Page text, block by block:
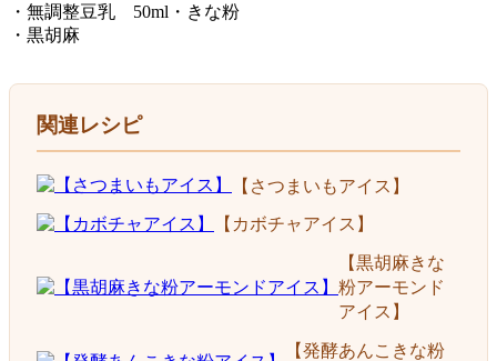
・無調整豆乳 50ml・きな粉
・黒胡麻
関連レシピ
【さつまいもアイス】
【カボチャアイス】
【黒胡麻きな
粉アーモンド
アイス】
【発酵あんこきな粉